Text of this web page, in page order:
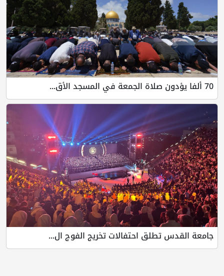
70 ألفا يؤدون صلاة الجمعة في المسجد الأق...
جامعة القدس تطلق احتفالات تخريج الفوج ال...